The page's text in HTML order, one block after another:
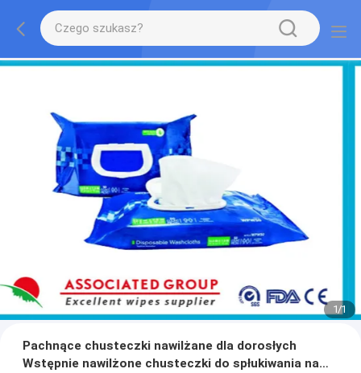
1/1
Pachnące chusteczki nawilżane dla dorosłych
Wstępnie nawilżone chusteczki do spłukiwania na